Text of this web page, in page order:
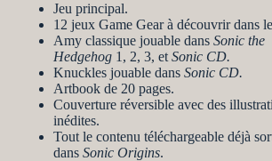
Jeu principal.
12 jeux Game Gear à découvrir dans
Amy classique jouable dans Sonic the
Hedgehog 1, 2, 3, et Sonic CD.
Knuckles jouable dans Sonic CD.
Artbook de 20 pages.
Couverture réversible avec des
inédites.
Tout le contenu téléchargeable déjà
dans Sonic Origins.